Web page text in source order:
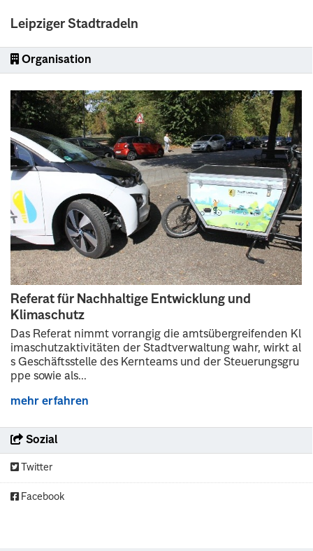
Leipziger Stadtradeln
Organisation
Referat für Nachhaltige Entwicklung und
Klimaschutz
Das Referat nimmt vorrangig die amtsübergreifenden Kl
imaschutzaktivitäten der Stadtverwaltung wahr, wirkt al
s Geschäftsstelle des Kernteams und der Steuerungsgru
ppe sowie als...
mehr erfahren
Sozial
Twitter
Facebook